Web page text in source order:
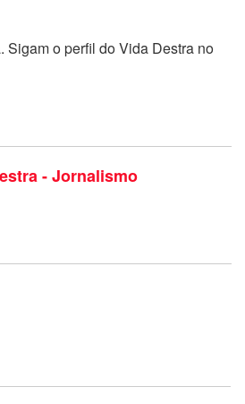
Sigam o perfil do Vida Destra no
- Jornalismo